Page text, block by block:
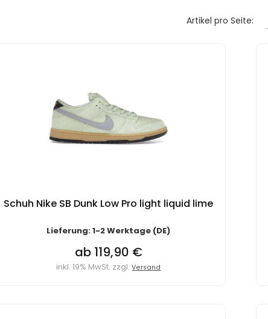
Artikel pro Seite:
Schuh Nike SB Dunk Low Pro light liquid lime
Lieferung: 1-2 Werktage (DE)
ab 119,90 €
inkl. 19% MwSt. zzgl.Versand